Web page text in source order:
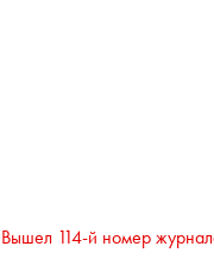
Вышел 114-й номер